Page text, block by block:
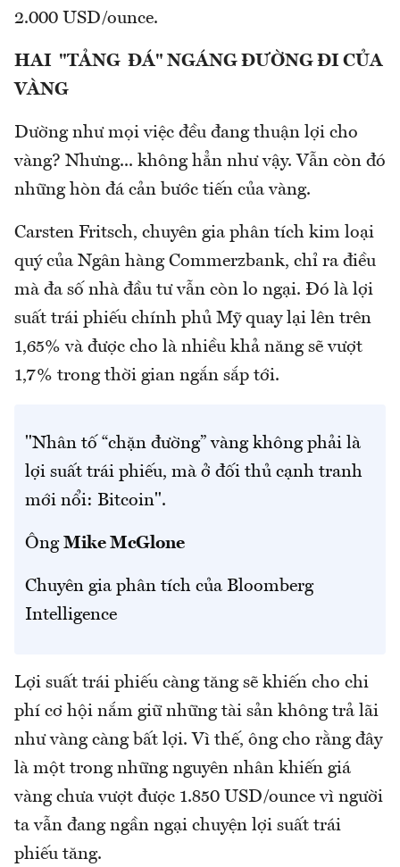
2.000 USD/ounce.
HAI "TẢNG ĐÁ" NGÁNG ĐƯỜNG ĐI CỦA
VÀNG
Dường như mọi việc đều đang thuận lợi cho
vàng? Nhưng... không hẳn như vậy. Vẫn còn đó
những hòn đá cản bước tiến của vàng.
Carsten Fritsch, chuyên gia phân tích kim loại
quý của Ngân hàng Commerzbank, chỉ ra điều
mà đa số nhà đầu tư vẫn còn lo ngại. Đó là lợi
suất trái phiếu chính phủ Mỹ quay lại lên trên
1,65% và được cho là nhiều khả năng sẽ vượt
1,7% trong thời gian ngắn sắp tới.
"Nhân tố “chặn đường” vàng không phải là
lợi suất trái phiếu, mà ở đối thủ cạnh tranh
mới nổi: Bitcoin".
Ông Mike McGlone
Chuyên gia phân tích của Bloomberg
Intelligence
Lợi suất trái phiếu càng tăng sẽ khiến cho chi
phí cơ hội nắm giữ những tài sản không trả lãi
như vàng càng bất lợi. Vì thế, ông cho rằng đây
là một trong những nguyên nhân khiến giá
vàng chưa vượt được 1.850 USD/ounce vì người
ta vẫn đang ngần ngại chuyện lợi suất trái
phiếu tăng.